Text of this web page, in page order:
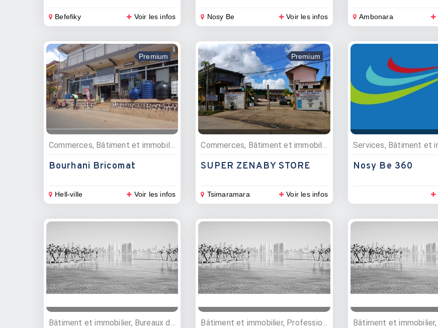
Befefiky Voir les infos Nosy Be Voir les infos Ambonara
Premium
Bourhani Bricomat
Hell-ville Voir les infos
Premium
SUPER ZENABY STORE
Tsimaramara Voir les infos
Nosy Be 360
Bâtiment et immobilier, Bureaux d’études, Architectes Bâtiment et immobilier, Professionnels de la construction, Matériaux de construction